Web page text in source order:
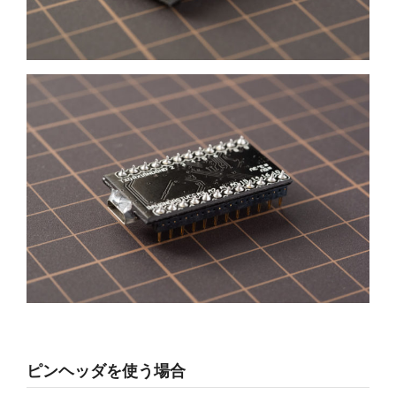
ピンヘッダを使う場合